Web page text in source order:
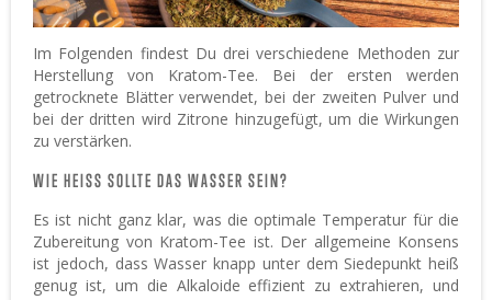
Im Folgenden findest Du drei verschiedene Methoden zur
Herstellung von Kratom-Tee. Bei der ersten werden
getrocknete Blätter verwendet, bei der zweiten Pulver und
bei der dritten wird Zitrone hinzugefügt, um die Wirkungen
zu verstärken.
WIE HEISS SOLLTE DAS WASSER SEIN?
Es ist nicht ganz klar, was die optimale Temperatur für die
Zubereitung von Kratom-Tee ist. Der allgemeine Konsens
ist jedoch, dass Wasser knapp unter dem Siedepunkt heiß
genug ist, um die Alkaloide effizient zu extrahieren, und